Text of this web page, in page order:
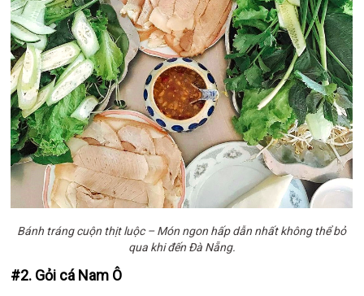
Bánh tráng cuộn thịt luộc – Món ngon hấp dẫn nhất không thể bỏ
qua khi đến Đà Nẵng.
#2. Gỏi cá Nam Ô